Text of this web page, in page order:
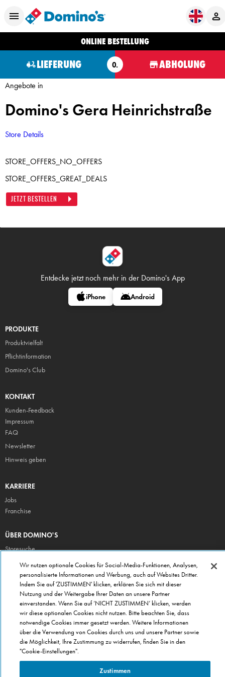
ONLINE BESTELLUNG
LIEFERUNG O. ABHOLUNG
Angebote in
Domino's Gera Heinrichstraße
Store Details
STORE_OFFERS_NO_OFFERS
STORE_OFFERS_GREAT_DEALS
JETZT BESTELLEN
Entdecke jetzt noch mehr in der Domino's App
iPhone Android
PRODUKTE
Produktvielfalt
Pflichtinformation
Domino's Club
KONTAKT
Kunden-Feedback
Impressum
FAQ
Newsletter
Hinweis geben
KARRIERE
Jobs
Franchise
ÜBER DOMINO'S
Storesuche
Presse
Domino's App
Unternehmen
Geschenkgutscheine
Cookie Einstellungen
Datenschutz
Allgemeine Geschäftsbedingungen
Wir nutzen optionale Cookies für Social-Media-Funktionen, Analysen,
personalisierte Informationen und Werbung, auch auf Websites Dritter.
Indem Sie auf 'ZUSTIMMEN' klicken, erklären Sie sich mit dieser
Nutzung und der Weitergabe Ihrer Daten an unsere Partner
einverstanden. Wenn Sie auf ‘NICHT ZUSTIMMEN’ klicken, werden
wir diese optionalen Cookies nicht nutzen. Bitte beachten Sie, dass
notwendige Cookies immer gesetzt werden. Weitere Informationen
über die Verwendung von Cookies durch uns und unsere Partner sowie
die Möglichkeit, Ihre Zustimmung zu widerrufen, finden Sie in den
"Cookie-Einstellungen".
Zustimmen